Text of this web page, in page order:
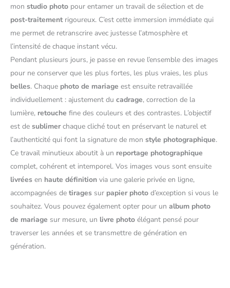
mon studio photo pour entamer un travail de sélection et de
post-traitementrigoureux. C’est cette immersion immédiate qui
me permet de retranscrire avec justesse l’atmosphère et
l’intensité de chaque instant vécu.
Pendant plusieurs jours, je passe en revue l’ensemble des images
pour ne conserver que les plus fortes, les plus vraies, les plus
belles. Chaque photo de mariage est ensuite retravaillée
individuellement : ajustement du cadrage, correction de la
lumière, retouche fine des couleurs et des contrastes. L’objectif
est de sublimerchaque cliché tout en préservant le naturel et
l’authenticité qui font la signature de mon style photographique.
Ce travail minutieux aboutit à un reportage photographique
complet, cohérent et intemporel. Vos images vous sont ensuite
livrées en haute définition via une galerie privée en ligne,
accompagnées de tirages sur papier photo d’exception si vous le
souhaitez. Vous pouvez également opter pour un album photo
de mariage sur mesure, un livre photo élégant pensé pour
traverser les années et se transmettre de génération en
génération.